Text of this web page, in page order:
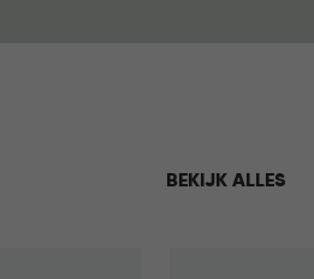
BEKIJK ALLES